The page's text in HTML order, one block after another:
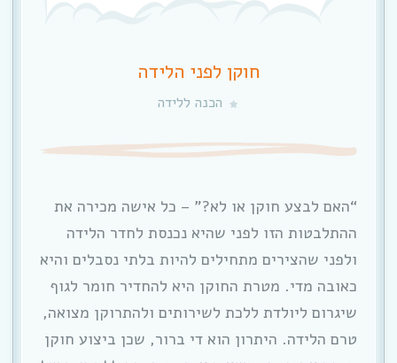
חוקן לפני הלידה
הכנה ללידה
“האם לבצע חוקן או לא?” – כל אישה מכירה את
ההתלבטות הזו לפני שהיא נכנסת לחדר הלידה
ולפני שהצירים מתחילים להיות בלתי נסבלים והיא
כאובה מדי. מטרת החוקן היא להחדיר חומר לגוף
שיגרום ליולדת ללכת לשירותים ולהתרוקן מצואה,
טרם הלידה. היתרון הוא די ברור, שכן ביצוע חוקן